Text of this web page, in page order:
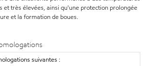
et très élevées, ainsi qu'une protection prolongée
et la formation de boues.
suivantes :